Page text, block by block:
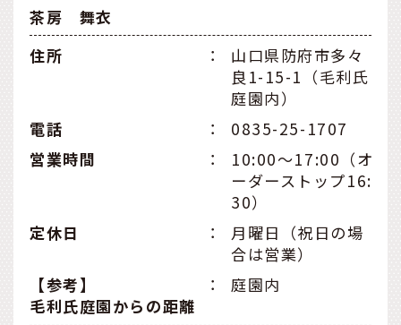
茶房 舞衣
住所
：
山口県防府市多々
良1-15-1（毛利氏
庭園内）
電話
：
0835-25-1707
営業時間
：
10:00～17:00（オ
ーダーストップ16:
30）
定休日
：
月曜日（祝日の場
合は営業）
【参考】
毛利氏庭園からの距離
： 庭園内